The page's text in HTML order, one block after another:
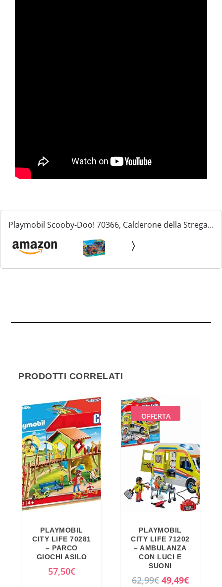
Playmobil Scooby-Doo! 70366, Calderone della Strega,
con Effetti Luminosi, dai 5 Anni
PRODOTTI CORRELATI
PLAYMOBIL
CITY LIFE 70281
– PARCO
GIOCHI ASILO
57,50€
OFFERTA
PLAYMOBIL
CITY LIFE 71202
– AMBULANZA
CON LUCI E
SUONI
62,99€ I
49,49€I